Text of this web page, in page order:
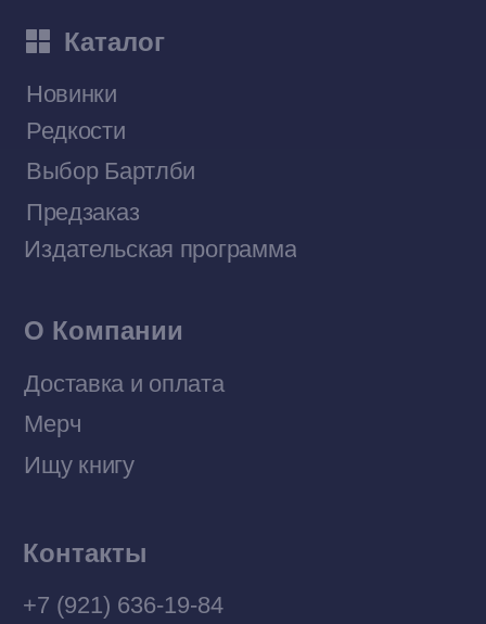
Договор оферты
Разработка MÓNT-DESIGN
Политика конфиденциальности
Telegram-канал